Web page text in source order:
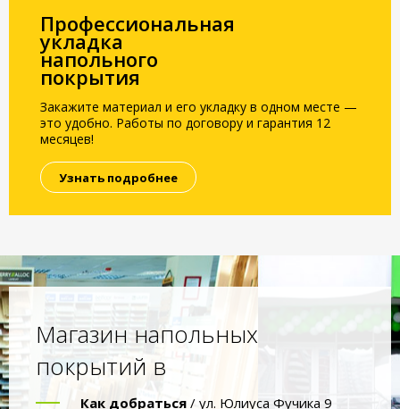
Профессиональная
укладка
напольного
покрытия
Закажите материал и его укладку в одном месте —
это удобно. Работы по договору и гарантия 12
месяцев!
Узнать подробнее
Магазин напольных
покрытий в
Как добраться / ул. Юлиуса Фучика 9